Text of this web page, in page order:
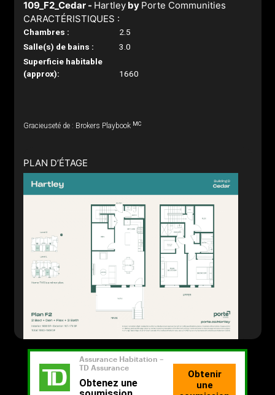
109_F2_Cedar - Hartleyby Porte Communities
CARACTÉRISTIQUES :
Chambres :
2.5
Salle(s) de bains :
3.0
Superficie habitable
(approx):
1660
Gracieuseté de : Brokers Playbook MC
PLAN D’ÉTAGE